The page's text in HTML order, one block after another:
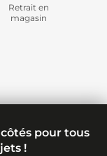
Retrait en
magasin
côtés pour tous
!